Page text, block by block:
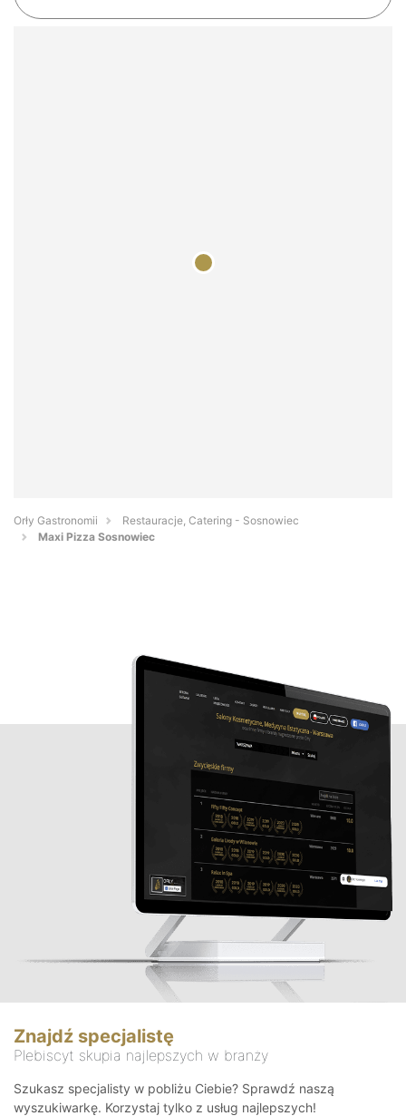
Orły Gastronomii
Restauracje, Catering - Sosnowiec
Maxi Pizza Sosnowiec
Znajdź specjalistę
Plebiscyt skupia najlepszych w branży
Szukasz specjalisty w pobliżu Ciebie? Sprawdź naszą
wyszukiwarkę. Korzystaj tylko z usług najlepszych!